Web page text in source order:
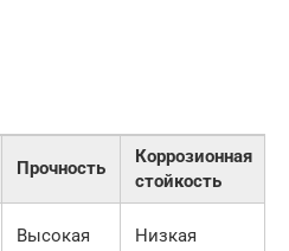
Прочность
Коррозионная
стойкость
Высокая Низкая